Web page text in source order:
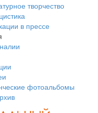
творчество
в прессе
фотоальбомы